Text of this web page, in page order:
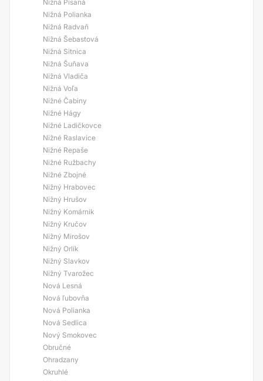
Nižná Pisaná
Nižná Polianka
Nižná Radvaň
Nižná Šebastová
Nižná Sitnica
Nižná Šuňava
Nižná Vladiča
Nižná Voľa
Nižné Čabiny
Nižné Hágy
Nižné Ladičkovce
Nižné Raslavice
Nižné Repaše
Nižné Ružbachy
Nižné Zbojné
Nižný Hrabovec
Nižný Hrušov
Nižný Komárnik
Nižný Kručov
Nižný Mirošov
Nižný Orlík
Nižný Slavkov
Nižný Tvarožec
Nová Lesná
Nová ľubovňa
Nová Polianka
Nová Sedlica
Nový Smokovec
Obručné
Ohradzany
Okruhlé